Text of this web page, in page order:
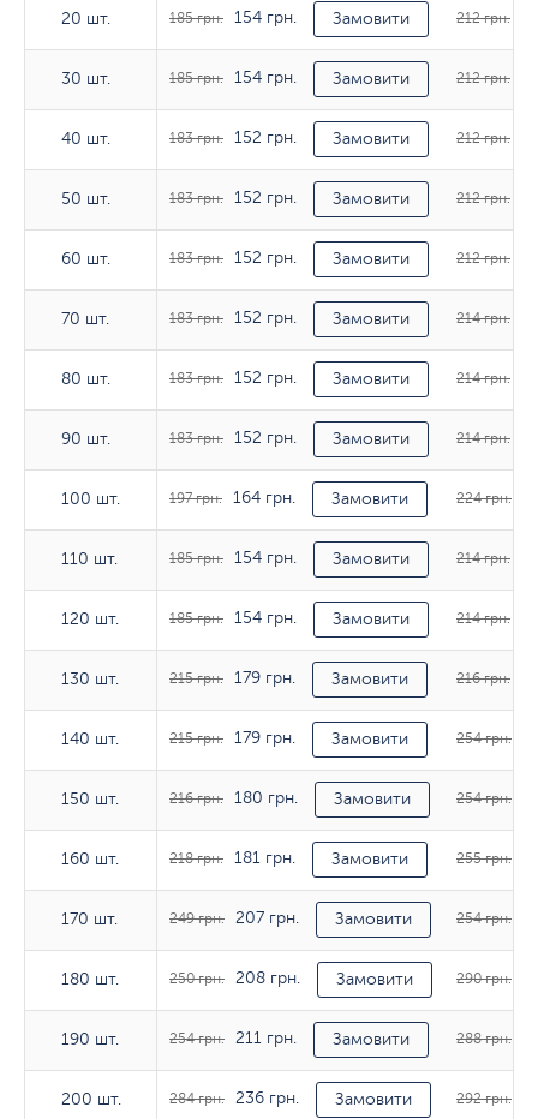
20 шт.
30 шт.
40 шт.
50 шт.
60 шт.
70 шт.
80 шт.
90 шт.
100 шт.
110 шт.
120 шт.
130 шт.
140 шт.
150 шт.
160 шт.
170 шт.
180 шт.
190 шт.
200 шт.
20 шт. 185 грн. 154 грн. Замовити 212 грн.
30 шт. 185 грн. 154 грн. Замовити 212 грн.
40 шт. 183 грн. 152 грн. Замовити 212 грн.
50 шт. 183 грн. 152 грн. Замовити 212 грн.
60 шт. 183 грн. 152 грн. Замовити 212 грн.
70 шт. 183 грн. 152 грн. Замовити 214 грн.
80 шт. 183 грн. 152 грн. Замовити 214 грн.
90 шт. 183 грн. 152 грн. Замовити 214 грн.
100 шт. 197 грн. 164 грн. Замовити 224 грн.
110 шт. 185 грн. 154 грн. Замовити 214 грн.
120 шт. 185 грн. 154 грн. Замовити 214 грн.
130 шт. 215 грн. 179 грн. Замовити 216 грн.
140 шт. 215 грн. 179 грн. Замовити 254 грн.
150 шт. 216 грн. 180 грн. Замовити 254 грн.
160 шт. 218 грн. 181 грн. Замовити 255 грн.
170 шт. 249 грн. 207 грн. Замовити 254 грн.
180 шт. 250 грн. 208 грн. Замовити 290 грн.
190 шт. 254 грн. 211 грн. Замовити 288 грн.
200 шт. 284 грн. 236 грн. Замовити 292 грн.